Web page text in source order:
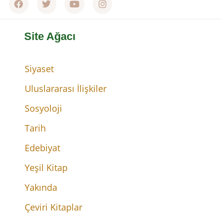
Site Ağacı
Siyaset
Uluslararası İlişkiler
Sosyoloji
Tarih
Edebiyat
Yeşil Kitap
Yakında
Çeviri Kitaplar